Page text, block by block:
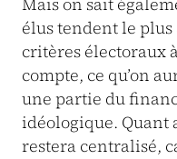
élus tendent le
critères électoraux
compte, ce qu’on
une partie du
idéologique.
restera centralisé,